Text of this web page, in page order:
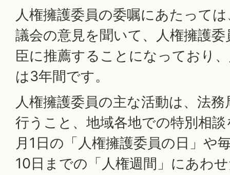
人権擁護委員の委嘱にあたって
議会の意見を聞いて、人権擁護
臣に推薦することになっており
は3年間です。
人権擁護委員の主な活動は、法
行うこと、地域各地での特別相
月1日の「人権擁護委員の日」や
10日までの「人権週間」にあわ